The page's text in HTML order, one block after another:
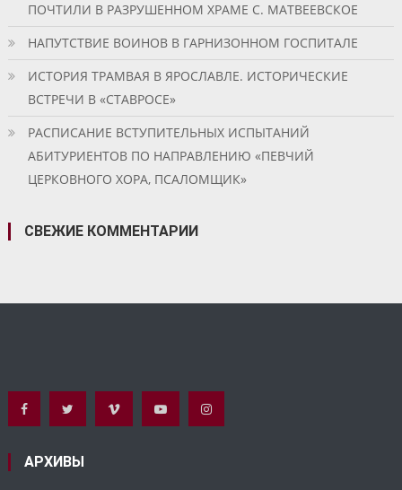
ПОЧТИЛИ В РАЗРУШЕННОМ ХРАМЕ С. МАТВЕЕВСКОЕ
НАПУТСТВИЕ ВОИНОВ В ГАРНИЗОННОМ ГОСПИТАЛЕ
ИСТОРИЯ ТРАМВАЯ В ЯРОСЛАВЛЕ. ИСТОРИЧЕСКИЕ
ВСТРЕЧИ В «СТАВРОСЕ»
РАСПИСАНИЕ ВСТУПИТЕЛЬНЫХ ИСПЫТАНИЙ
АБИТУРИЕНТОВ ПО НАПРАВЛЕНИЮ «ПЕВЧИЙ
ЦЕРКОВНОГО ХОРА, ПСАЛОМЩИК»
СВЕЖИЕ КОММЕНТАРИИ
АРХИВЫ